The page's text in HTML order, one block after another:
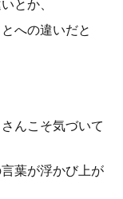
とか、
への違いだと
んこそ気づいて
葉が浮かび上が